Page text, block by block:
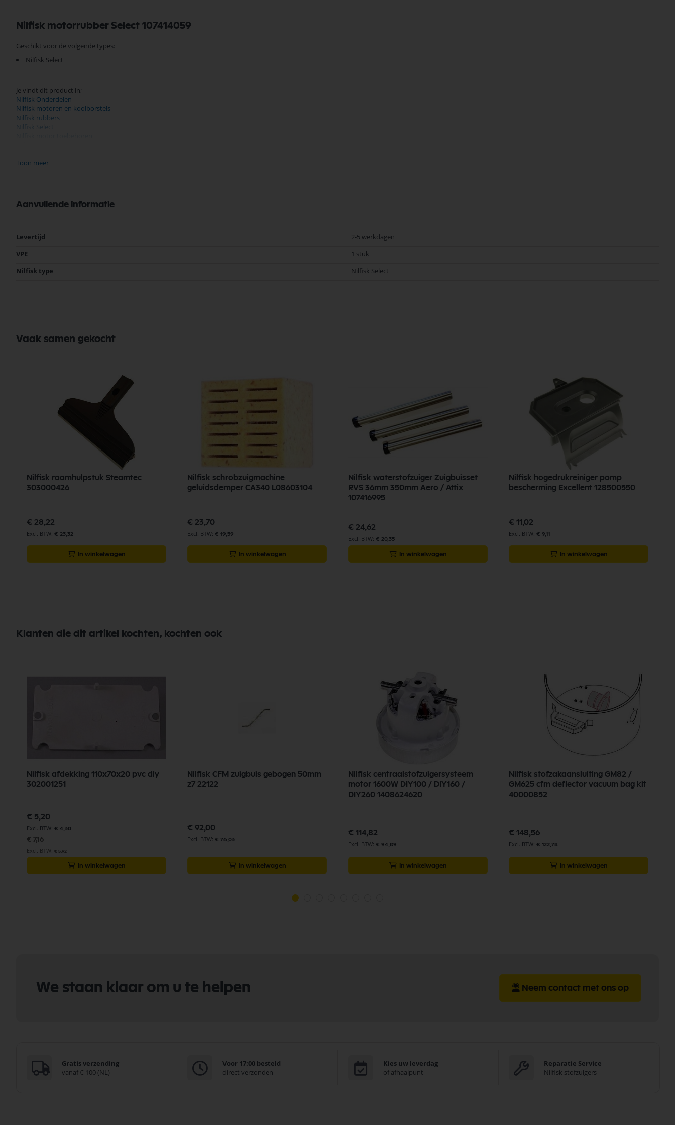
Nilfisk motorrubber Select 107414059
Geschikt voor de volgende types:
Nilfisk Select
Je vindt dit product in;
Nilfisk Onderdelen
Nilfisk motoren en koolborstels
Nilfisk rubbers
Nilfisk Select
Bekijk meer Nilfisk Onderdelen
Toon meer
Aanvullende informatie
Meer
informatie
Levertijd
2-5 werkdagen
VPE
1 stuk
Nilfisk type
Nilfisk Select
Vaak samen gekocht
Nilfisk raamhulpstuk Steamtec
303000426
€ 28,22
€ 23,32
In winkelwagen
Nilfisk schrobzuigmachine
geluidsdemper CA340 L08603104
€ 23,70
€ 19,59
In winkelwagen
Nilfisk waterstofzuiger Zuigbuisset
RVS 36mm 350mm Aero / Attix
107416995
€ 24,62
€ 20,35
In winkelwagen
Nilfisk hogedrukreiniger pomp
bescherming Excellent 128500550
€ 11,02
€ 9,11
In winkelwagen
Klanten die dit artikel kochten, kochten ook
Nilfisk afdekking 110x70x20 pvc diy
302001251
Speciale
prijs
€ 5,20
€ 4,30
€ 7,16
€ 5,92
In winkelwagen
Nilfisk CFM zuigbuis gebogen 50mm
z7 22122
€ 92,00
€ 76,03
In winkelwagen
Nilfisk centraalstofzuigersysteem
motor 1600W DIY100 / DIY160 /
DIY260 1408624620
€ 114,82
€ 94,89
In winkelwagen
Nilfisk stofzakaansluiting GM82 /
GM625 cfm deflector vacuum bag kit
40000852
€ 148,56
€ 122,78
In winkelwagen
We staan klaar om u te helpen Neem contact met ons op
Gratis verzending
vanaf € 100 (NL)
Voor 17:00 besteld
direct verzonden
Kies uw leverdag
of afhaalpunt
Reparatie Service
Nilfisk stofzuigers